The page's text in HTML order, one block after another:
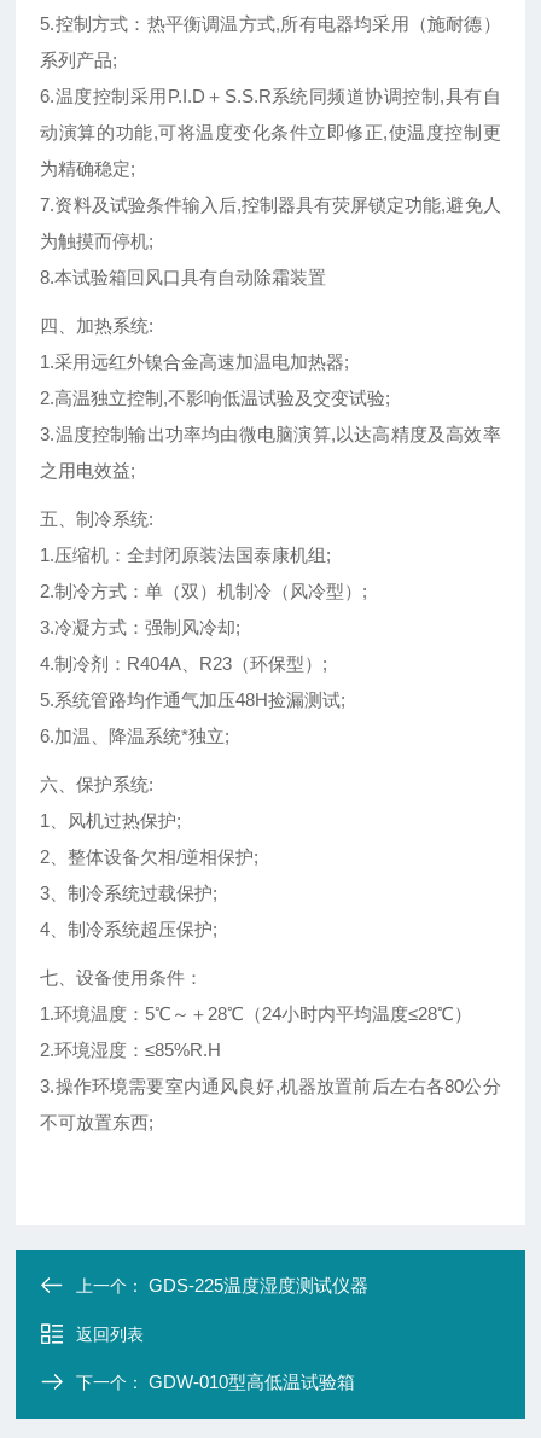
5.控制方式：热平衡调温方式,所有电器均采用（施耐德）
系列产品;
6.温度控制采用P.I.D＋S.S.R系统同频道协调控制,具有自
动演算的功能,可将温度变化条件立即修正,使温度控制更
为精确稳定;
7.资料及试验条件输入后,控制器具有荧屏锁定功能,避免人
为触摸而停机;
8.本试验箱回风口具有自动除霜装置
四、加热系统:
1.采用远红外镍合金高速加温电加热器;
2.高温独立控制,不影响低温试验及交变试验;
3.温度控制输出功率均由微电脑演算,以达高精度及高效率
之用电效益;
五、制冷系统:
1.压缩机：全封闭原装法国泰康机组;
2.制冷方式：单（双）机制冷（风冷型）;
3.冷凝方式：强制风冷却;
4.制冷剂：R404A、R23（环保型）;
5.系统管路均作通气加压48H捡漏测试;
6.加温、降温系统*独立;
六、保护系统:
1、风机过热保护;
2、整体设备欠相/逆相保护;
3、制冷系统过载保护;
4、制冷系统超压保护;
七、设备使用条件：
1.环境温度：5℃～＋28℃（24小时内平均温度≤28℃）
2.环境湿度：≤85%R.H
3.操作环境需要室内通风良好,机器放置前后左右各80公分
不可放置东西;
上一个：GDS-225温度湿度测试仪器
返回列表
下一个：GDW-010型高低温试验箱